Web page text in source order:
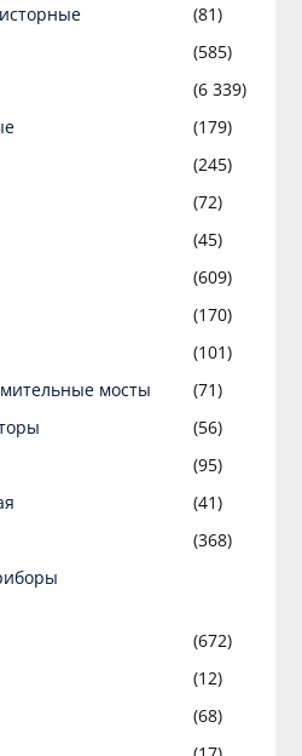
(81)
(585)
(6 339)
(179)
(245)
(72)
(45)
(609)
(170)
(101)
мосты
(71)
(56)
(95)
(41)
(368)
(672)
(12)
(68)